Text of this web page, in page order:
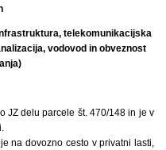
telekomunikacijska
vodovod in obveznost
JZ delu parcele št. 470/148 in je v
na dovozno cesto v privatni lasti,